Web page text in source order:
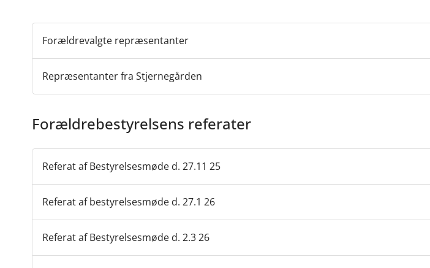
Forældrevalgte repræsentanter
Repræsentanter fra Stjernegården
Forældrebestyrelsens referater
Referat af Bestyrelsesmøde d. 27.11 25
Referat af bestyrelsesmøde d. 27.1 26
Referat af Bestyrelsesmøde d. 2.3 26